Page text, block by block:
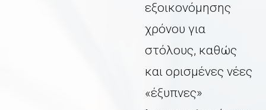
εξοικονόμησης
χρόνου για
στόλους, καθώς
και ορισμένες νέες
«έξυπνες»